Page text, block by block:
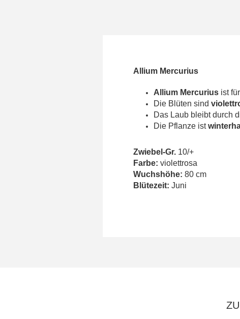
Allium Mercurius
Allium Mercurius ist
Die Blüten sind
Das Laub bleibt durch
Die Pflanze ist
Zwiebel-Gr. 10/+
Farbe: violettrosa
Wuchshöhe: 80 cm
Blütezeit: Juni